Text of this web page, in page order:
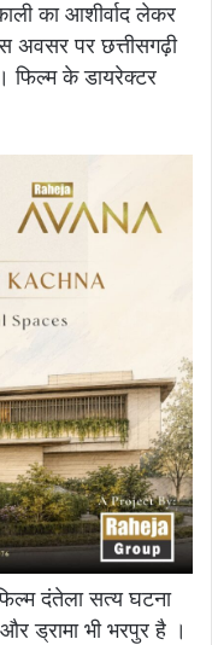
का आशीर्वाद लेकर
अवसर पर छत्तीसगढ़ी
फिल्म के डायरेक्टर
दंतेला सत्य घटना
ड्रामा भी भरपुर है ।